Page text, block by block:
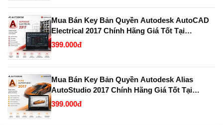
Mua Bán Key Bản Quyền Autodesk AutoCAD
Electrical 2017 Chính Hãng Giá Tốt Tại
KeyBanQuyen.VN
399.000đ
Mua Bán Key Bản Quyền Autodesk Alias
AutoStudio 2017 Chính Hãng Giá Tốt Tại
KeyBanQuyen.VN
399.000đ